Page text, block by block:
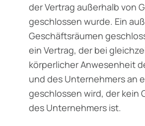
der Vertrag außerhalb von
geschlossen wurde. Ein
Geschäftsräumen
ein Vertrag, der bei
körperlicher Anwesenheit
und des Unternehmers an
geschlossen wird, der kein
des Unternehmers ist.